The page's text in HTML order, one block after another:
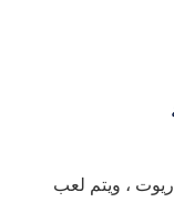
، ويتم لعب